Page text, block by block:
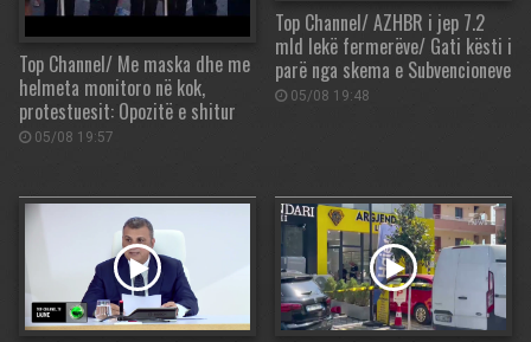
Top Channel/ Me maska dhe me
helmeta monitoro në kok,
protestuesit: Opozitë e shitur
05/08 19:57
Top Channel/ AZHBR i jep 7.2
mld lekë fermerëve/ Gati kësti i
parë nga skema e Subvencioneve
05/08 19:48